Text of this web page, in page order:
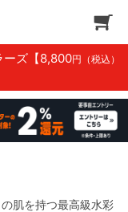
ーズ 【8,800円（税込）
肌を持つ最高級水彩